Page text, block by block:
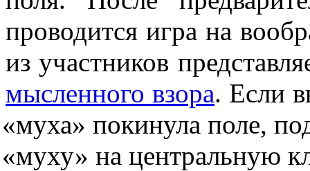
проводится игра на
из участников
мысленного взора. Если
«муха» покинула поле,
«муху» на центральную